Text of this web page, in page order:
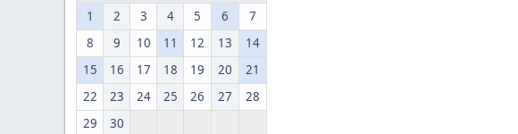
1 2 3 4 5 6
7
8
9 10 11 12 13
14
15
16 17 18 19 20
21
22
23 24 25 26 27
28
29
30